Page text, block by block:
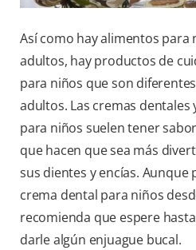
Así como hay alimentos para
adultos, hay productos de
para niños que son
adultos. Las cremas dentales
para niños suelen tener
que hacen que sea más
sus dientes y encías. Aunque
crema dental para niños
recomienda que espere
darle algún enjuague bucal.